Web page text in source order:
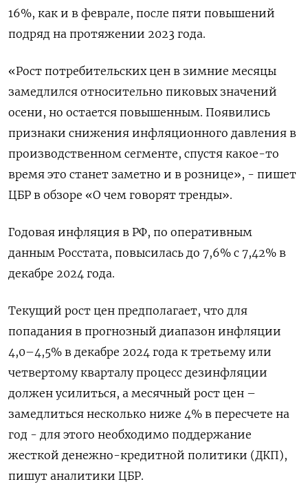
16%, как и в феврале, после пяти повышений
подряд на протяжении 2023 года.
«Рост потребительских цен в зимние месяцы
замедлился относительно пиковых значений
осени, но остается повышенным. Появились
признаки снижения инфляционного давления в
производственном сегменте, спустя какое-то
время это станет заметно и в рознице», - пишет
ЦБР в обзоре «О чем говорят тренды».
Годовая инфляция в РФ, по оперативным
данным Росстата, повысилась до 7,6% с 7,42% в
декабре 2024 года.
Текущий рост цен предполагает, что для
попадания в прогнозный диапазон инфляции
4,0–4,5% в декабре 2024 года к третьему или
четвертому кварталу процесс дезинфляции
должен усилиться, а месячный рост цен –
замедлиться несколько ниже 4% в пересчете на
год - для этого необходимо поддержание
жесткой денежно-кредитной политики (ДКП),
пишут аналитики ЦБР.